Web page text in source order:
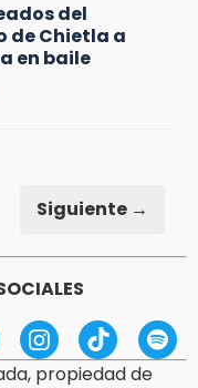
del
de Chietla a
en baile
Siguiente →
propiedad de